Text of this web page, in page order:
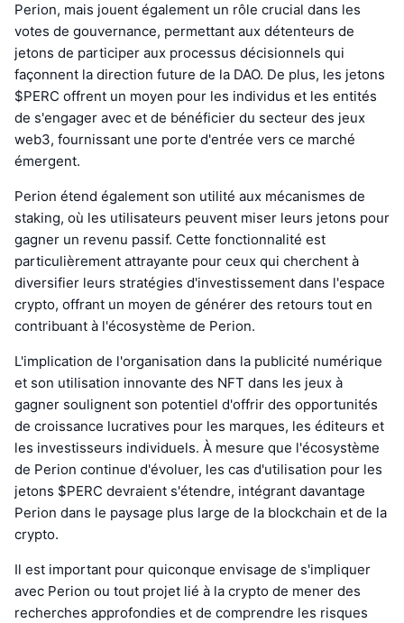
Perion, mais jouent également un rôle crucial dans les
votes de gouvernance, permettant aux détenteurs de
jetons de participer aux processus décisionnels qui
façonnent la direction future de la DAO. De plus, les jetons
$PERC offrent un moyen pour les individus et les entités
de s'engager avec et de bénéficier du secteur des jeux
web3, fournissant une porte d'entrée vers ce marché
émergent.
Perion étend également son utilité aux mécanismes de
staking, où les utilisateurs peuvent miser leurs jetons pour
gagner un revenu passif. Cette fonctionnalité est
particulièrement attrayante pour ceux qui cherchent à
diversifier leurs stratégies d'investissement dans l'espace
crypto, offrant un moyen de générer des retours tout en
contribuant à l'écosystème de Perion.
L'implication de l'organisation dans la publicité numérique
et son utilisation innovante des NFT dans les jeux à
gagner soulignent son potentiel d'offrir des opportunités
de croissance lucratives pour les marques, les éditeurs et
les investisseurs individuels. À mesure que l'écosystème
de Perion continue d'évoluer, les cas d'utilisation pour les
jetons $PERC devraient s'étendre, intégrant davantage
Perion dans le paysage plus large de la blockchain et de la
crypto.
Il est important pour quiconque envisage de s'impliquer
avec Perion ou tout projet lié à la crypto de mener des
recherches approfondies et de comprendre les risques